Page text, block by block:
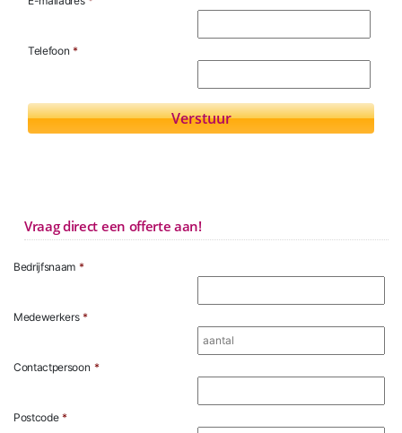
Telefoon *
Vraag direct een offerte aan!
Bedrijfsnaam *
Medewerkers *
Contactpersoon *
Postcode *